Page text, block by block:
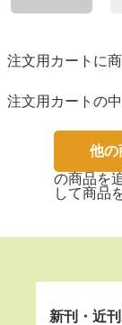
注文用カートに
注文用カートの
他の
の商品を
して商品
新刊・近刊